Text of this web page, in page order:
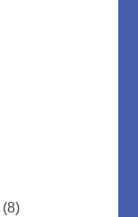
(8)